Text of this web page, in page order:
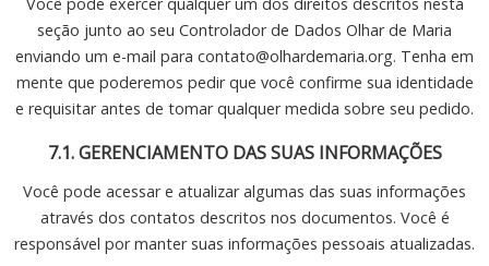
seção junto ao seu Controlador de Dados Olhar de Maria
enviando um e-mail para contato@olhardemaria.org. Tenha em
mente que poderemos pedir que você confirme sua identidade
e requisitar antes de tomar qualquer medida sobre seu pedido.
7.1. GERENCIAMENTO DAS SUAS INFORMAÇÕES
Você pode acessar e atualizar algumas das suas informações
através dos contatos descritos nos documentos. Você é
responsável por manter suas informações pessoais atualizadas.